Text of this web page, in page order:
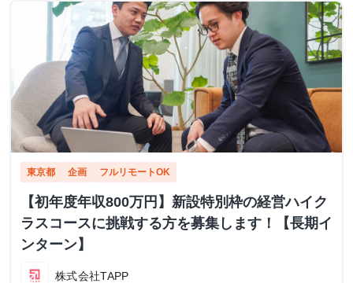
東京都 企画 フルリモートOK
【初年度年収800万円】新設特別枠の経営ハイク
ラスコースに挑戦する方を募集します！【長期イ
ンターン】
株式会社TAPP